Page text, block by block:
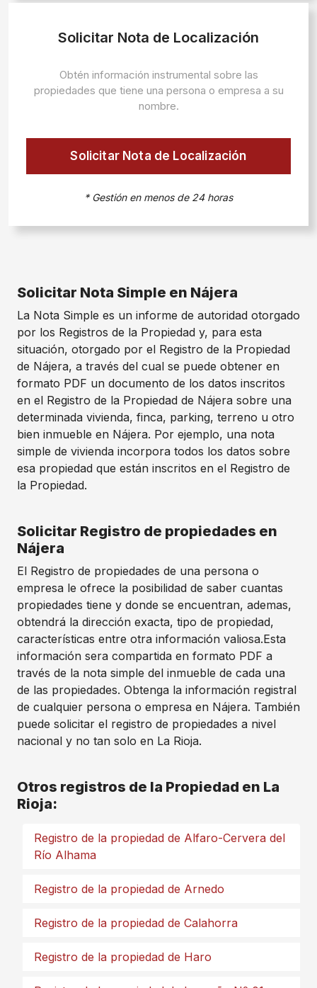
Solicitar Nota de Localización
Obtén información instrumental sobre las
propiedades que tiene una persona o empresa a su
nombre.
Solicitar Nota de Localización
* Gestión en menos de 24 horas
Solicitar Nota Simple en Nájera
La Nota Simple es un informe de autoridad otorgado
por los Registros de la Propiedad y, para esta
situación, otorgado por el Registro de la Propiedad
de Nájera, a través del cual se puede obtener en
formato PDF un documento de los datos inscritos
en el Registro de la Propiedad de Nájera sobre una
determinada vivienda, finca, parking, terreno u otro
bien inmueble en Nájera. Por ejemplo, una nota
simple de vivienda incorpora todos los datos sobre
esa propiedad que están inscritos en el Registro de
la Propiedad.
Solicitar Registro de propiedades en
Nájera
El Registro de propiedades de una persona o
empresa le ofrece la posibilidad de saber cuantas
propiedades tiene y donde se encuentran, ademas,
obtendrá la dirección exacta, tipo de propiedad,
características entre otra información valiosa.Esta
información sera compartida en formato PDF a
través de la nota simple del inmueble de cada una
de las propiedades. Obtenga la información registral
de cualquier persona o empresa en Nájera. También
puede solicitar el registro de propiedades a nivel
nacional y no tan solo en La Rioja.
Otros registros de la Propiedad en La
Rioja:
Registro de la propiedad de Alfaro-Cervera del
Río Alhama
Registro de la propiedad de Arnedo
Registro de la propiedad de Calahorra
Registro de la propiedad de Haro